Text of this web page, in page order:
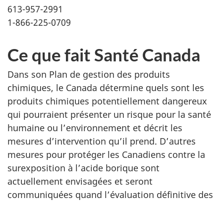
613-957-2991
1-866-225-0709
Ce que fait Santé Canada
Dans son Plan de gestion des produits
chimiques, le Canada détermine quels sont les
produits chimiques potentiellement dangereux
qui pourraient présenter un risque pour la santé
humaine ou l’environnement et décrit les
mesures d’intervention qu’il prend. D’autres
mesures pour protéger les Canadiens contre la
surexposition à l’acide borique sont
actuellement envisagées et seront
communiquées quand l’évaluation définitive des